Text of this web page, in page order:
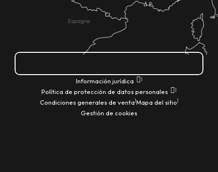
Información jurídica |
Política de protección de datos personales |
Condiciones generales de venta|Mapa del sitio|
Gestión de cookies